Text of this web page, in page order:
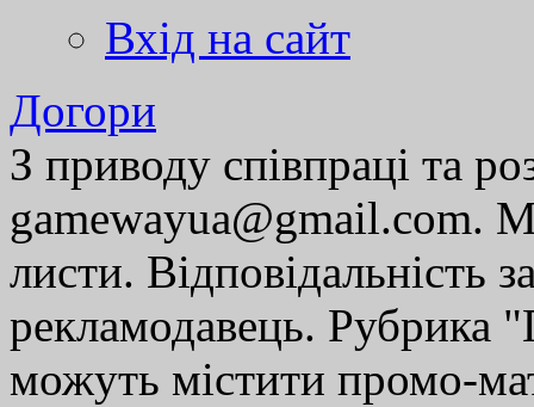
Вхід на сайт
Догори
З приводу співпраці та
gamewayua@gmail.com.
листи. Відповідальність
рекламодавець. Рубрика
можуть містити промо-